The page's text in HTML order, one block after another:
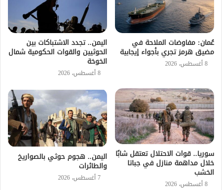
عُمان: مفاوضات الملاحة في
مضيق هرمز تجري بأجواء إيجابية
8 أغسطس، 2026
اليمن.. تجدد الاشتباكات بين
الحوثيين والقوات الحكومية شمال
الخوخة
8 أغسطس، 2026
سوريا.. قوات الاحتلال تعتقل شابًا
خلال مداهمة منازل في جباتا
الخشب
8 أغسطس، 2026
اليمن.. هجوم حوثي بالصواريخ
والطائرات
7 أغسطس، 2026